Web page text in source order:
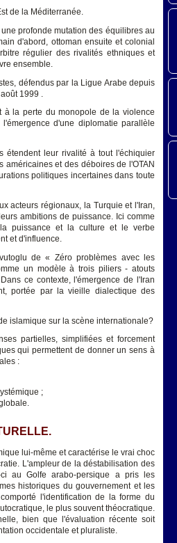
de la Méditerranée.
profonde mutation des équilibres au
d'abord, ottoman ensuite et colonial
régulier des rivalités ethniques et
ensemble.
défendus par la Ligue Arabe depuis
1999 .
à la perte du monopole de la violence
d'une diplomatie parallèle
étendent leur rivalité à tout l'échiquier
et des déboires de l'OTAN
politiques incertaines dans toute
acteurs régionaux, la Turquie et l'Iran,
ambitions de puissance. Ici comme
puissance et la culture et le verbe
et d'influence.
de « Zéro problèmes avec les
un modèle à trois piliers - atouts
ce contexte, l'émergence de l'Iran
portée par la vieille dialectique des
islamique sur la scène internationale?
partielles, simplifiées et forcement
qui permettent de donner un sens à
:
;
lui-même et caractérise le vrai choc
L'ampleur de la déstabilisation des
au Golfe arabo-persique a pris les
historiques du gouvernement et les
l'identification de la forme du
le plus souvent théocratique.
bien que l'évaluation récente soit
occidentale et pluraliste.